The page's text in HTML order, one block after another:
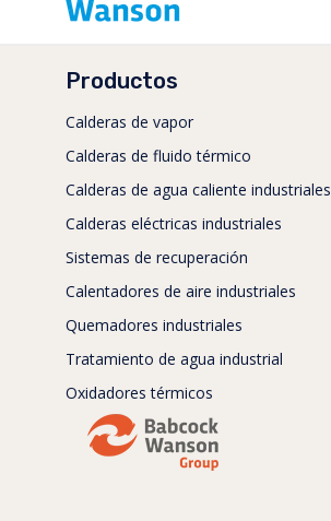
Productos
Calderas de vapor
Calderas de fluido térmico
Calderas de agua caliente industriales
Calderas eléctricas industriales
Sistemas de recuperación
Calentadores de aire industriales
Quemadores industriales
Tratamiento de agua industrial
Oxidadores térmicos